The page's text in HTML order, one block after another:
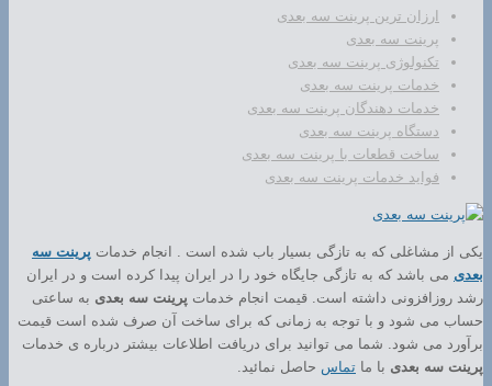
ارزان ترین پرینت سه بعدی
پرینت سه بعدی
تکنولوژی پرینت سه بعدی
خدمات پرینت سه بعدی
خدمات دهندگان پرینت سه بعدی
دستگاه پرینت سه بعدی
ساخت قطعات با پرینت سه بعدی
فواید خدمات پرینت سه بعدی
یکی از مشاغلی که به تازگی بسیار باب شده است . انجام خدمات پرینت سه
بعدی می باشد که به تازگی جایگاه خود را در ایران پیدا کرده است و در ایران
رشد روزافزونی داشته است. قیمت انجام خدمات پرینت سه بعدی به ساعتی
حساب می شود و با توجه به زمانی که برای ساخت آن صرف شده است قیمت
برآورد می شود. شما می توانید برای دریافت اطلاعات بیشتر درباره ی خدمات
پرینت سه بعدی با ما تماس حاصل نمائید.